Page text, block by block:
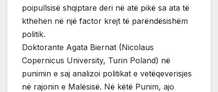
poipullsisë shqiptare deri në atë pikë sa ata të
kthehen në një factor krejt të parëndësishëm
politik.
Doktorante Agata Biernat (Nicolaus
Copernicus University, Turin Poland) në
punimin e saj analizoi politikat e vetëqeverisjes
në rajonin e Malësisë. Në këtë Punim, ajo